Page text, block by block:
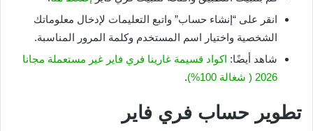
انقر على “إنشاء حساب” واتبع التعليمات لإدخال معلوماتك
الشخصية واختيار اسم المستخدم وكلمة المرور المناسبة.
شاهد أيضًا: اكواد قسيمة غارينا فري فاير غير مستعملة مجانا
2026 ( شغالة 100%)
.
تطوير حساب فري فاير